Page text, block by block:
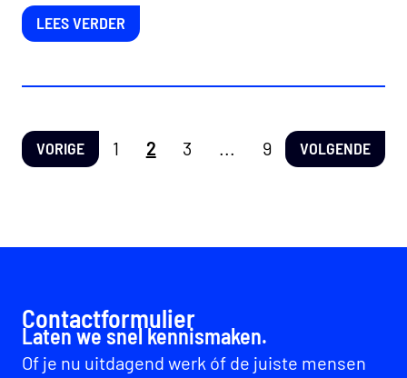
LEES VERDER
VORIGE 1 2 3 ... 9 VOLGENDE
Contactformulier
Laten we snel kennismaken.
Of je nu uitdagend werk óf de juiste mensen